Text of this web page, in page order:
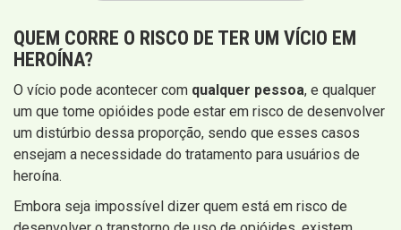
QUEM CORRE O RISCO DE TER UM VÍCIO EM
HEROÍNA?
O vício pode acontecer com qualquer pessoa, e qualquer
um que tome opióides pode estar em risco de desenvolver
um distúrbio dessa proporção, sendo que esses casos
ensejam a necessidade do tratamento para usuários de
heroína.
Embora seja impossível dizer quem está em risco de